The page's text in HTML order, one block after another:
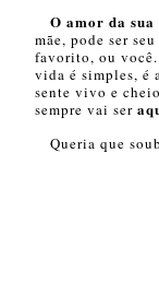
O amor da sua
mãe, pode ser
favorito, ou você.
vida é simples, é
sente vivo e
sempre vai ser
Queria que